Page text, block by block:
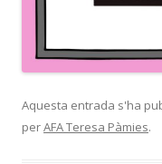
Aquesta entrada s'ha
perAFA Teresa Pàmies.